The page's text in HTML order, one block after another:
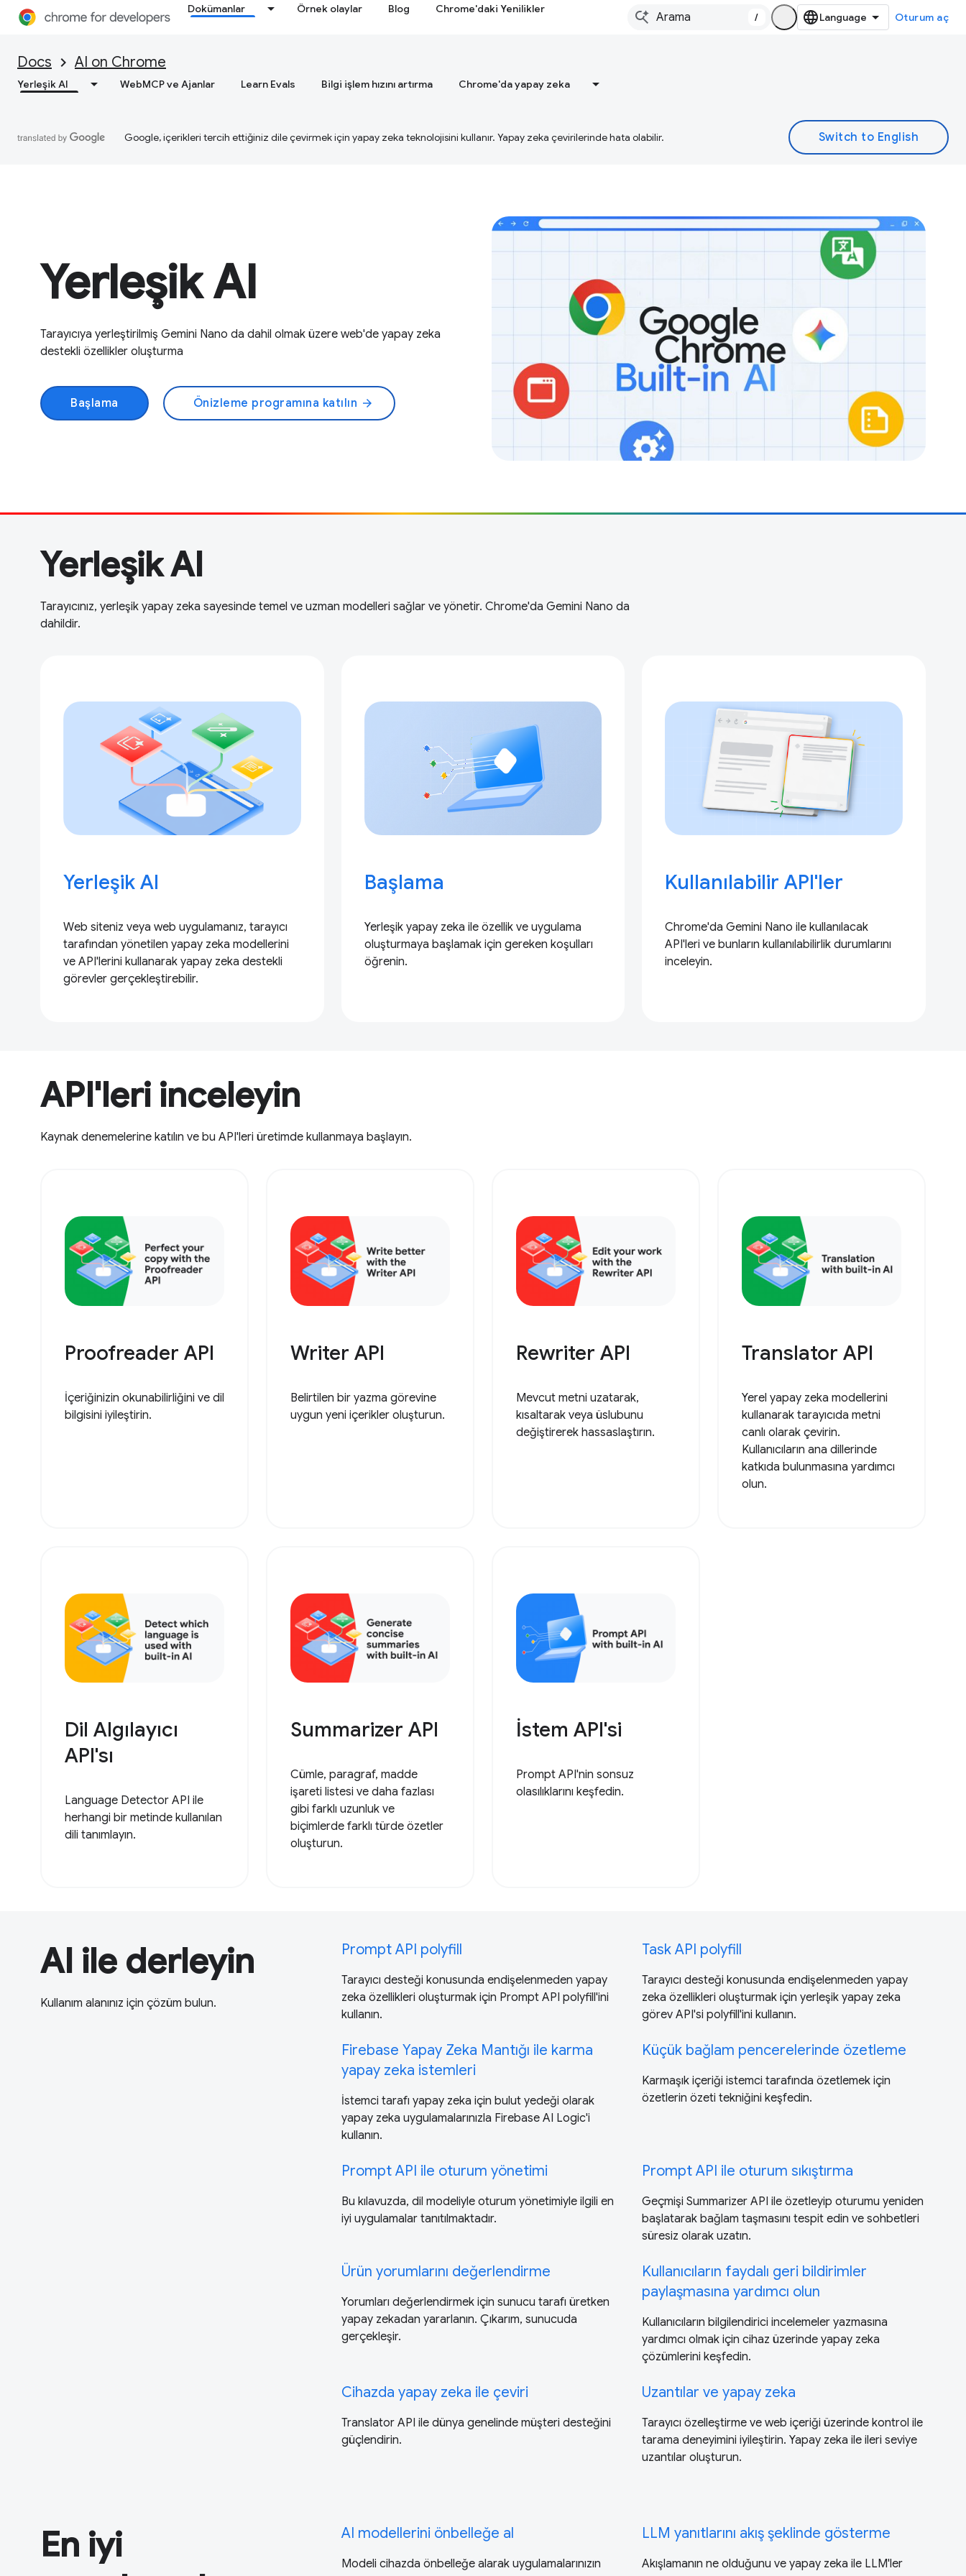
Dokümanlar Örnek olaylar Blog Chrome'daki Yenilikler
/ Oturum aç
Docs AI on Chrome
Yerleşik AI WebMCP ve Ajanlar Learn Evals Bilgi işlem hızını artırma Chrome'da yapay zeka
Google, içerikleri tercih ettiğiniz dile çevirmek için yapay zeka teknolojisini kullanır. Yapay zeka çevirilerinde hata olabilir.
Yerleşik AI
Tarayıcıya yerleştirilmiş Gemini Nano da dahil olmak üzere web'de yapay zeka
destekli özellikler oluşturma
Başlama Önizleme programına katılın arrow_forward
Yerleşik AI
Tarayıcınız, yerleşik yapay zeka sayesinde temel ve uzman modelleri sağlar ve yönetir. Chrome'da Gemini Nano da
dahildir.
Yerleşik AI
Web siteniz veya web uygulamanız, tarayıcı
tarafından yönetilen yapay zeka modellerini
ve API'lerini kullanarak yapay zeka destekli
görevler gerçekleştirebilir.
Başlama
Yerleşik yapay zeka ile özellik ve uygulama
oluşturmaya başlamak için gereken koşulları
öğrenin.
Kullanılabilir API'ler
Chrome'da Gemini Nano ile kullanılacak
API'leri ve bunların kullanılabilirlik durumlarını
inceleyin.
API'leri inceleyin
Kaynak denemelerine katılın ve bu API'leri üretimde kullanmaya başlayın.
Proofreader API
İçeriğinizin okunabilirliğini ve dil
bilgisini iyileştirin.
Writer API
Belirtilen bir yazma görevine
uygun yeni içerikler oluşturun.
Rewriter API
Mevcut metni uzatarak,
kısaltarak veya üslubunu
değiştirerek hassaslaştırın.
Translator API
Yerel yapay zeka modellerini
kullanarak tarayıcıda metni
canlı olarak çevirin.
Kullanıcıların ana dillerinde
katkıda bulunmasına yardımcı
olun.
Dil Algılayıcı
API'sı
Language Detector API ile
herhangi bir metinde kullanılan
dili tanımlayın.
Summarizer API
Cümle, paragraf, madde
işareti listesi ve daha fazlası
gibi farklı uzunluk ve
biçimlerde farklı türde özetler
oluşturun.
İstem API'si
Prompt API'nin sonsuz
olasılıklarını keşfedin.
AI ile derleyin
Kullanım alanınız için çözüm bulun.
Prompt API polyfill
Tarayıcı desteği konusunda endişelenmeden yapay
zeka özellikleri oluşturmak için Prompt API polyfill'ini
kullanın.
Task API polyfill
Tarayıcı desteği konusunda endişelenmeden yapay
zeka özellikleri oluşturmak için yerleşik yapay zeka
görev API'si polyfill'ini kullanın.
Firebase Yapay Zeka Mantığı ile karma
yapay zeka istemleri
İstemci tarafı yapay zeka için bulut yedeği olarak
yapay zeka uygulamalarınızla Firebase AI Logic'i
kullanın.
Küçük bağlam pencerelerinde özetleme
Karmaşık içeriği istemci tarafında özetlemek için
özetlerin özeti tekniğini keşfedin.
Prompt API ile oturum yönetimi
Bu kılavuzda, dil modeliyle oturum yönetimiyle ilgili en
iyi uygulamalar tanıtılmaktadır.
Prompt API ile oturum sıkıştırma
Geçmişi Summarizer API ile özetleyip oturumu yeniden
başlatarak bağlam taşmasını tespit edin ve sohbetleri
süresiz olarak uzatın.
Ürün yorumlarını değerlendirme
Yorumları değerlendirmek için sunucu tarafı üretken
yapay zekadan yararlanın. Çıkarım, sunucuda
gerçekleşir.
Kullanıcıların faydalı geri bildirimler
paylaşmasına yardımcı olun
Kullanıcıların bilgilendirici incelemeler yazmasına
yardımcı olmak için cihaz üzerinde yapay zeka
çözümlerini keşfedin.
Cihazda yapay zeka ile çeviri
Translator API ile dünya genelinde müşteri desteğini
güçlendirin.
Uzantılar ve yapay zeka
Tarayıcı özelleştirme ve web içeriği üzerinde kontrol ile
tarama deneyimini iyileştirin. Yapay zeka ile ileri seviye
uzantılar oluşturun.
En iyi
AI modellerini önbelleğe al
Modeli cihazda önbelleğe alarak uygulamalarınızın
LLM yanıtlarını akış şeklinde gösterme
Akışlamanın ne olduğunu ve yapay zeka ile LLM'ler